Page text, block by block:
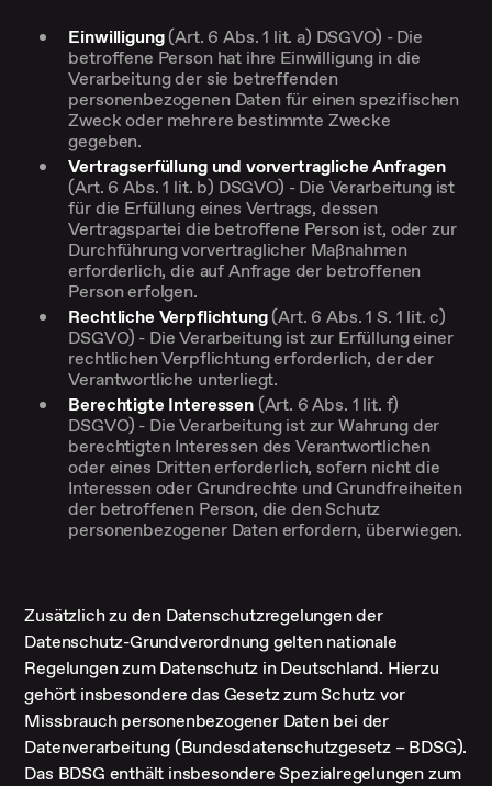
Einwilligung(Art. 6 Abs. 1 lit. a) DSGVO) - Die
betroffene Person hat ihre Einwilligung in die
Verarbeitung der sie betreffenden
personenbezogenen Daten für einen spezifischen
Zweck oder mehrere bestimmte Zwecke
gegeben.
Vertragserfüllung und vorvertragliche Anfragen
(Art. 6 Abs. 1 lit. b) DSGVO) - Die Verarbeitung ist
für die Erfüllung eines Vertrags, dessen
Vertragspartei die betroffene Person ist, oder zur
Durchführung vorvertraglicher Maßnahmen
erforderlich, die auf Anfrage der betroffenen
Person erfolgen.
Rechtliche Verpflichtung(Art. 6 Abs. 1 S. 1 lit. c)
DSGVO) - Die Verarbeitung ist zur Erfüllung einer
rechtlichen Verpflichtung erforderlich, der der
Verantwortliche unterliegt.
Berechtigte Interessen(Art. 6 Abs. 1 lit. f)
DSGVO) - Die Verarbeitung ist zur Wahrung der
berechtigten Interessen des Verantwortlichen
oder eines Dritten erforderlich, sofern nicht die
Interessen oder Grundrechte und Grundfreiheiten
der betroffenen Person, die den Schutz
personenbezogener Daten erfordern, überwiegen.
Zusätzlich zu den Datenschutzregelungen der
Datenschutz-Grundverordnung gelten nationale
Regelungen zum Datenschutz in Deutschland. Hierzu
gehört insbesondere das Gesetz zum Schutz vor
Missbrauch personenbezogener Daten bei der
Datenverarbeitung (Bundesdatenschutzgesetz – BDSG).
Das BDSG enthält insbesondere Spezialregelungen zum